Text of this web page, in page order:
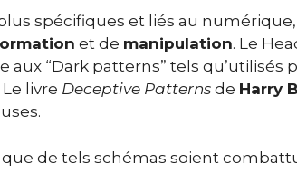
spécifiques et liés au
et de manipulation. Le
“Dark patterns” tels qu’utilisés
Le livre Deceptive Patterns de Harry
que de tels schémas soient